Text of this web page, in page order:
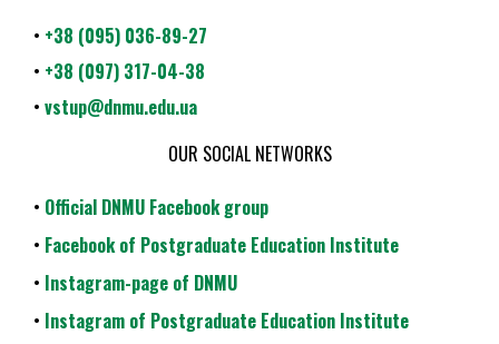
• +38 (095) 036-89-27
• +38 (097) 317-04-38
• vstup@dnmu.edu.ua
OUR SOCIAL NETWORKS
• Official DNMU Facebook group
• Facebook of Postgraduate Education Institute
• Instagram-page of DNMU
• Instagram of Postgraduate Education Institute